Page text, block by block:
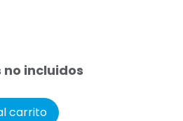
incluidos
carrito